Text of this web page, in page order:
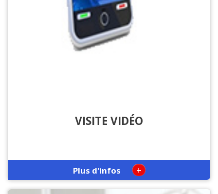
VISITE VIDÉO
Plus d'infos +